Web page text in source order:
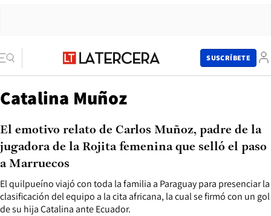
SUSCRÍBETE
Catalina Muñoz
El quilpueíno viajó con toda la familia a Paraguay para presenciar la
clasificación del equipo a la cita africana, la cual se firmó con un gol
de su hija Catalina ante Ecuador.
El emotivo relato de Carlos Muñoz, padre de la
jugadora de la Rojita femenina que selló el paso
a Marruecos